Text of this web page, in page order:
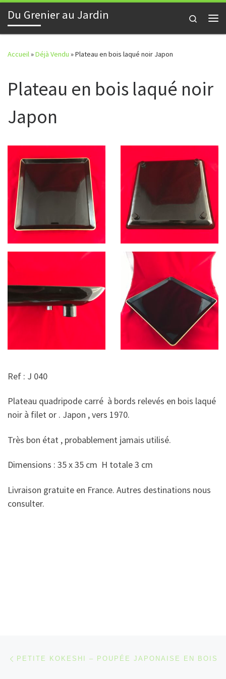
Skip to content
Du Grenier au Jardin
Search
Accueil»Déjà Vendu »Plateau en bois laqué noir Japon
Plateau en bois laqué noir
Japon
Ref : J 040
Plateau quadripode carré à bords relevés en bois laqué
noir à filet or . Japon , vers 1970.
Très bon état , probablement jamais utilisé.
Dimensions : 35 x 35 cm H totale 3 cm
Livraison gratuite en France. Autres destinations nous
consulter.
Parcourir les articles
PETITE KOKESHI – POUPÉE JAPONAISE EN BOIS